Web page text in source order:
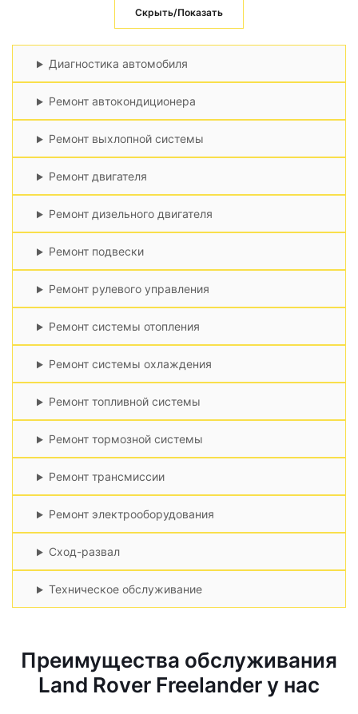
Скрыть/Показать
Диагностика автомобиля
Ремонт автокондиционера
Ремонт выхлопной системы
Ремонт двигателя
Ремонт дизельного двигателя
Ремонт подвески
Ремонт рулевого управления
Ремонт системы отопления
Ремонт системы охлаждения
Ремонт топливной системы
Ремонт тормозной системы
Ремонт трансмиссии
Ремонт электрооборудования
Сход-развал
Техническое обслуживание
Преимущества обслуживания
Land Rover Freelander у нас